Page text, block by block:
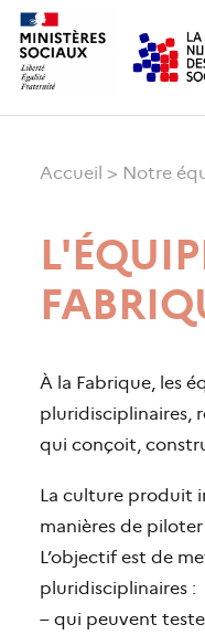
Accueil > Notre
À la Fabrique, les
pluridisciplinaires,
qui conçoit,
La culture produit
manières de
L’objectif est de
pluridisciplinaires :
– qui peuvent